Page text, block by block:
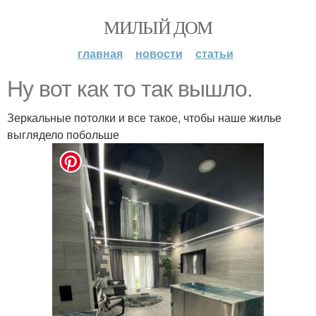
МИЛЫЙ ДОМ
главная новости статьи
Ну вот как то так вышло.
Зеркальные потолки и все такое, чтобы наше жилье
выглядело побольше